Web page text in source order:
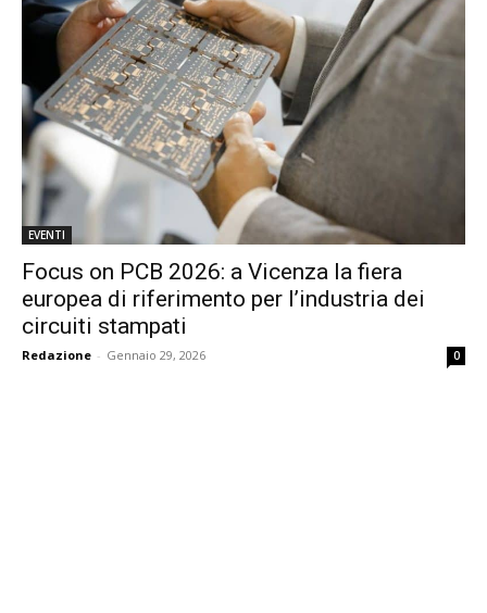
EVENTI
Focus on PCB 2026: a Vicenza la fiera
europea di riferimento per l’industria dei
circuiti stampati
Redazione - Gennaio 29, 2026 0